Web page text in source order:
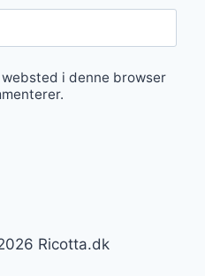
i denne browser
Ricotta.dk